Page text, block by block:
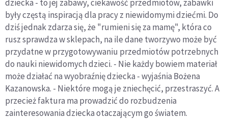
dziecka - to jej zabawy, ciekawość przedmiotów, zabawki
były częstą inspiracją dla pracy z niewidomymi dziećmi. Do
dziś jednak zdarza się, że "rumieni się za mamę", która co
rusz sprawdza w sklepach, na ile dane tworzywo może być
przydatne w przygotowywaniu przedmiotów potrzebnych
do nauki niewidomych dzieci. - Nie każdy bowiem materiał
może działać na wyobraźnię dziecka - wyjaśnia Bożena
Kazanowska. - Niektóre mogą je zniechęcić, przestraszyć. A
przecież faktura ma prowadzić do rozbudzenia
zainteresowania dziecka otaczającym go światem.